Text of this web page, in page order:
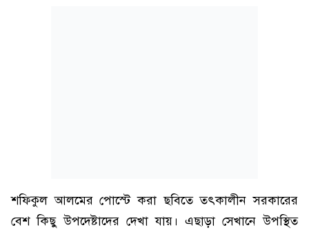
শফিকুল আলমের পোস্টে করা ছবিতে তৎকালীন সরকারের
বেশ কিছু উপদেষ্টাদের দেখা যায়। এছাড়া সেখানে উপস্থিত